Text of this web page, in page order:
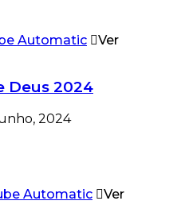
Ver
Deus 2024
2024
Ver